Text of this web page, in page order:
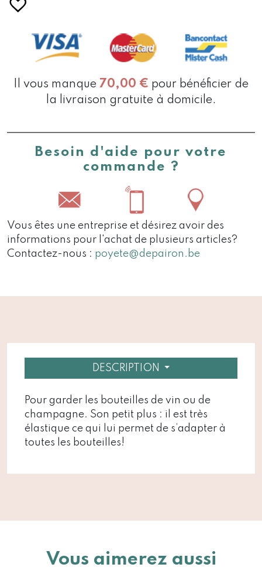
Il vous manque 70,00 € pour bénéficier de
la livraison gratuite à domicile.
Besoin d'aide pour votre
commande ?
Vous êtes une entreprise et désirez avoir des
informations pour l'achat de plusieurs articles?
Contactez-nous : poyete@depairon.be
DESCRIPTION
Pour garder les bouteilles de vin ou de
champagne. Son petit plus : il est très
élastique ce qui lui permet de s’adapter à
toutes les bouteilles!
Vous aimerez aussi